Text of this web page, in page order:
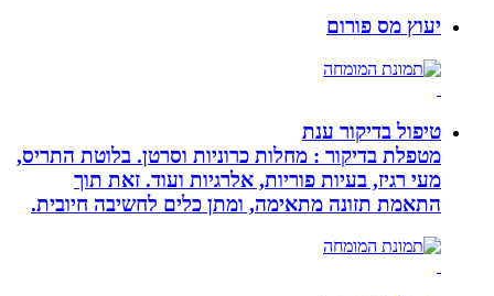
יעוץ מס פורום
טיפול בדיקור ענת
מטפלת בדיקור : מחלות כרוניות וסרטן. בלוטת התריס,
מעי רגיז, בעיות פוריות, אלרגיות ועוד. זאת תוך
התאמת תזונה מתאימה, ומתן כלים לחשיבה חיובית.